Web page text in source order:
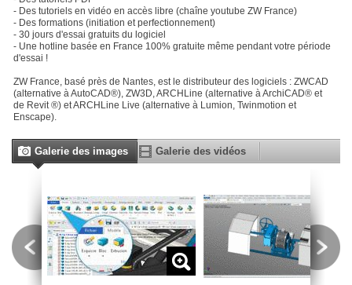
- Des tutoriels en vidéo en accès libre (chaîne youtube ZW France)
- Des formations (initiation et perfectionnement)
- 30 jours d'essai gratuits du logiciel
- Une hotline basée en France 100% gratuite même pendant votre période
d'essai !
ZW France, basé près de Nantes, est le distributeur des logiciels : ZWCAD
(alternative à AutoCAD®), ZW3D, ARCHLine (alternative à ArchiCAD® et
de Revit ®) et ARCHLine Live (alternative à Lumion, Twinmotion et
Enscape).
Galerie des images Galerie des vidéos